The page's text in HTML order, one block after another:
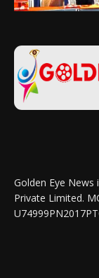
Golden Eye News
Private Limited.